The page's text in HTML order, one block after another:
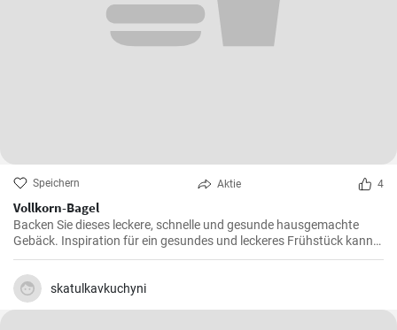
Speichern Aktie 4
Vollkorn-Bagel
Backen Sie dieses leckere, schnelle und gesunde hausgemachte
Gebäck. Inspiration für ein gesundes und leckeres Frühstück kann
man nie genug haben.
skatulkavkuchyni